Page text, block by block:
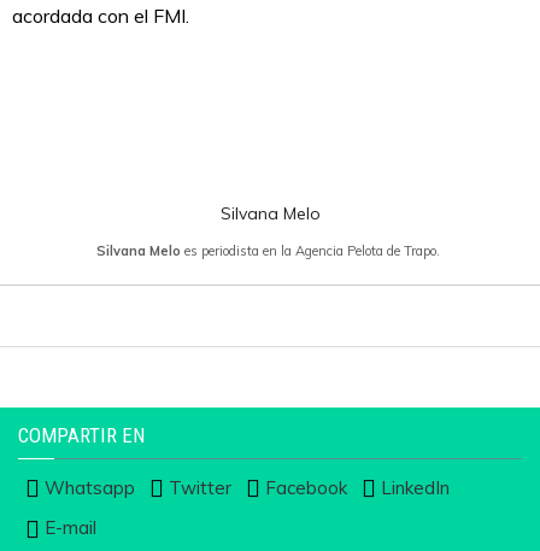
acordada con el FMI.
Silvana Melo
Silvana Melo es periodista en la Agencia Pelota de Trapo.
COMPARTIR EN
Whatsapp Twitter Facebook
LinkedIn
E-mail